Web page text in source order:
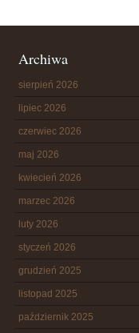
Archiwa
sierpień 2026
lipiec 2026
czerwiec 2026
maj 2026
kwiecień 2026
marzec 2026
luty 2026
styczeń 2026
grudzień 2025
listopad 2025
październik 2025